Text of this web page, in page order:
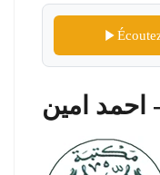
احمد امين